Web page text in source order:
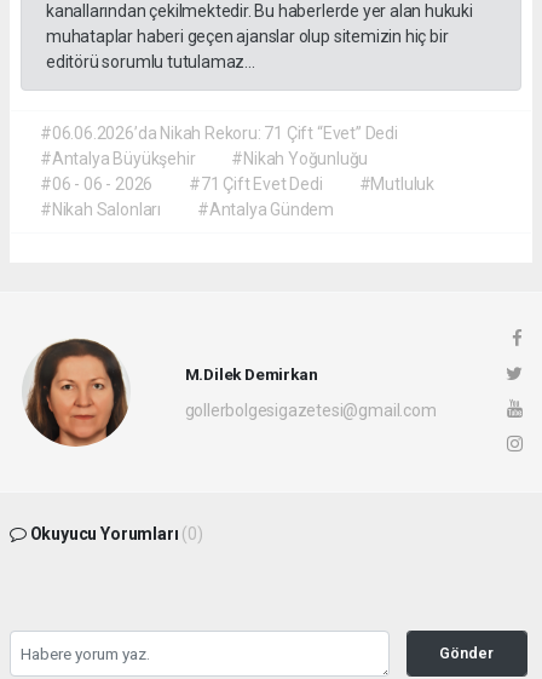
kanallarından çekilmektedir. Bu haberlerde yer alan hukuki
muhataplar haberi geçen ajanslar olup sitemizin hiç bir
editörü sorumlu tutulamaz...
#06.06.2026’da Nikah Rekoru: 71 Çift “Evet” Dedi
#Antalya Büyükşehir
#Nikah Yoğunluğu
#06 - 06 - 2026
#71 Çift Evet Dedi
#Mutluluk
#Nikah Salonları
#Antalya Gündem
M.Dilek Demirkan
gollerbolgesigazetesi@gmail.com
Okuyucu Yorumları (0)
Gönder